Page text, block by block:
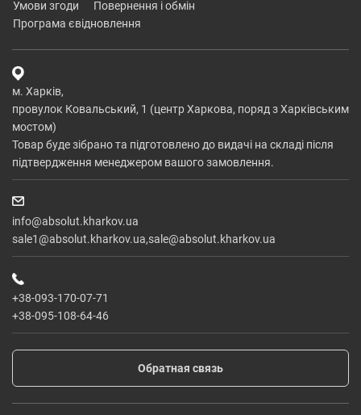
умови згоди
повернення і обмін
програма євідновлення
м. Харків,
провулок Ковальський, 1 (центр Харкова, поряд з Харківським
мостом)
Товар буде зібрано та підготовлено до видачі на складі після
підтвердження менеджером вашого замовлення.
info@absolut.kharkov.ua
sale1@absolut.kharkov.ua,sale@absolut.kharkov.ua
+38-093-170-07-71
+38-095-108-64-46
Обратная связь